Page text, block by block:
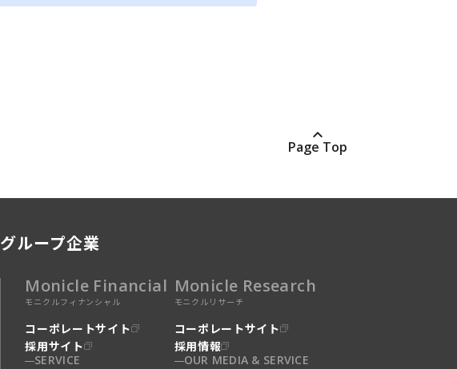
Page Top
グループ企業
Monicle Financial
モニクルフィナンシャル
コーポレートサイト
採用サイト
SERVICE
Monicle Research
モニクルリサーチ
コーポレートサイト
採用情報
OUR MEDIA & SERVICE